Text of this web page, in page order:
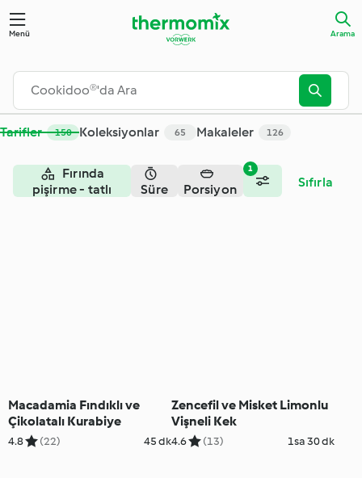
Menü Arama
Tarifler 150 Koleksiyonlar 65 Makaleler 126
1
Fırında
pişirme - tatlı
Süre Porsiyon Sıfırla
Macadamia Fındıklı ve
Çikolatalı Kurabiye
4.8 (22) 45 dk
Zencefil ve Misket Limonlu
Vişneli Kek
4.6 (13) 1sa 30 dk
Arama - Cookidoo® – resmi Thermomix® tarif platformu